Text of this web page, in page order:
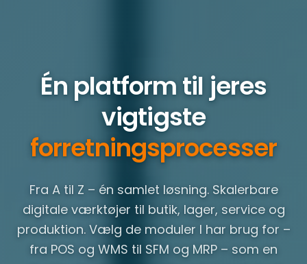
Én platform til jeres
vigtigste
forretningsprocesser
Fra A til Z – én samlet løsning. Skalerbare
digitale værktøjer til butik, lager, service og
produktion. Vælg de moduler I har brug for –
fra POS og WMS til SFM og MRP – som en